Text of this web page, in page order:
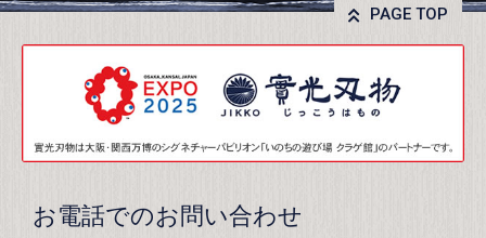
PAGE TOP
お電話でのお問い合わせ